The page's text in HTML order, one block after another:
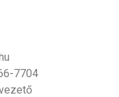
7704